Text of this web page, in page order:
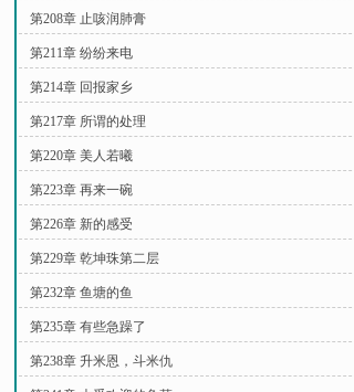
第208章 止咳润肺膏
第211章 纷纷来电
第214章 回报家乡
第217章 所谓的处理
第220章 美人若曦
第223章 再来一碗
第226章 新的感受
第229章 乾坤珠第二层
第232章 鱼塘的鱼
第235章 有些急躁了
第238章 升米恩，斗米仇